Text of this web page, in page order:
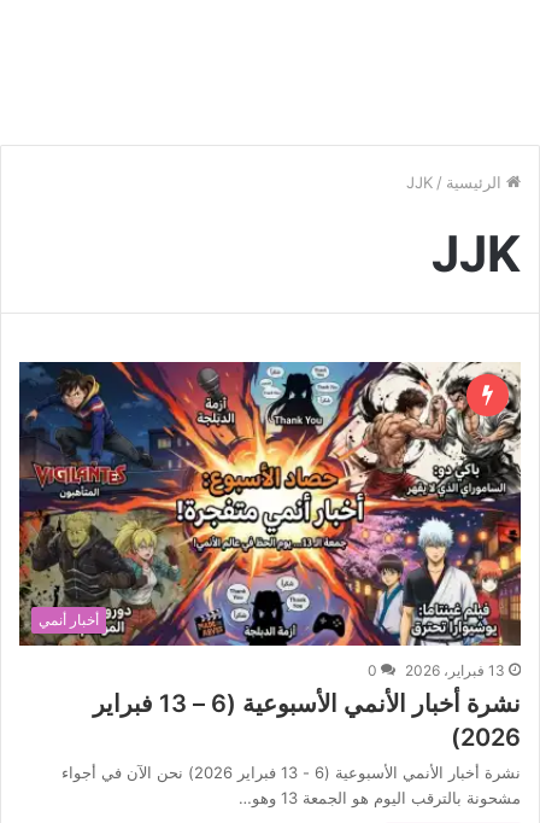
الرئيسية /
JJK
JJK
أخبار أنمي
13 فبراير، 2026 0
نشرة أخبار الأنمي الأسبوعية (6 – 13 فبراير
2026)
نشرة أخبار الأنمي الأسبوعية (6 - 13 فبراير 2026) نحن الآن في أجواء
مشحونة بالترقب اليوم هو الجمعة 13 وهو…